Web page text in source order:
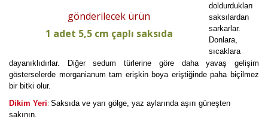
gönderilecek ürün
1 adet 5,5 cm çaplı saksıda
doldurdukları
saksılardan
sarkarlar.
Donlara,
sıcaklara
dayanıklıdırlar. Diğer sedum türlerine göre daha yavaş gelişim
gösterselerde morganianum tam erişkin boya eriştiğinde paha biçilmez
bir bitki olur.
Dikim Yeri: Saksıda ve yarı gölge, yaz aylarında aşırı güneşten
sakının.